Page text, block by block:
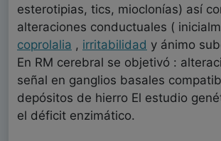
esterotipias, tics, mioclonías) así
alteraciones conductuales (
coprolalia , irritabilidad y ánimo
En RM cerebral se objetivó :
señal en ganglios basales
depósitos de hierro El estudio
el déficit enzimático.